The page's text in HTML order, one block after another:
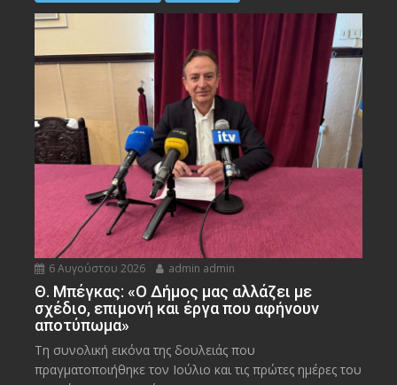
6 Αυγούστου 2026 admin admin
Θ. Μπέγκας: «Ο Δήμος μας αλλάζει με
σχέδιο, επιμονή και έργα που αφήνουν
αποτύπωμα»
Τη συνολική εικόνα της δουλειάς που
πραγματοποιήθηκε τον Ιούλιο και τις πρώτες ημέρες του